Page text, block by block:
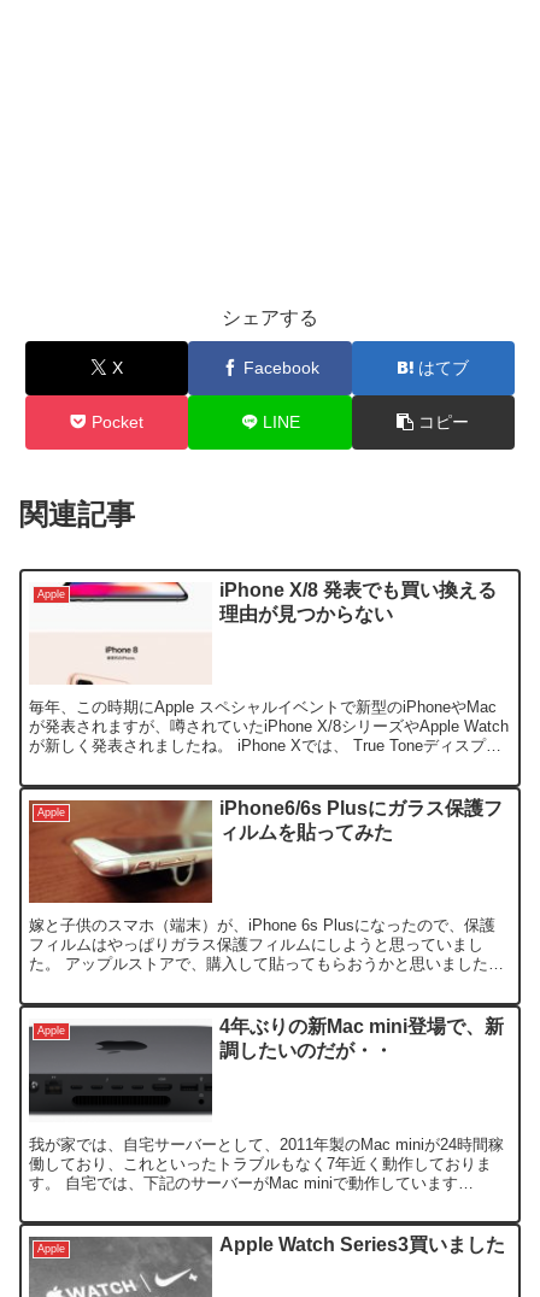
シェアする
X Facebook はてブ
Pocket LINE コピー
関連記事
Apple
iPhone X/8 発表でも買い換える
理由が見つからない
毎年、この時期にApple スペシャルイベントで新型のiPhoneやMac
が発表されますが、噂されていたiPhone X/8シリーズやApple Watch
が新しく発表されましたね。 iPhone Xでは、 True Toneディスプレ
Apple
iPhone6/6s Plusにガラス保護フ
ィルムを貼ってみた
嫁と子供のスマホ（端末）が、iPhone 6s Plusになったので、保護
フィルムはやっぱりガラス保護フィルムにしようと思っていまし
た。 アップルストアで、購入して貼ってもらおうかと思いました
Apple
4年ぶりの新Mac mini登場で、新
調したいのだが・・
我が家では、自宅サーバーとして、2011年製のMac miniが24時間稼
働しており、これといったトラブルもなく7年近く動作しておりま
す。 自宅では、下記のサーバーがMac miniで動作しています
Apple Apple Watch Series3買いました